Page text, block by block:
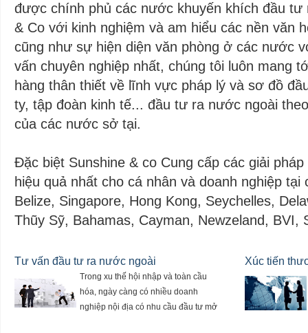
được chính phủ các nước khuyến khích đầu tư
& Co với kinh nghiệm và am hiểu các nền văn
cũng như sự hiện diện văn phòng ở các nước
vấn chuyên nghiệp nhất, chúng tôi luôn mang
hàng thân thiết về lĩnh vực pháp lý và sơ đồ
ty, tập đoàn kinh tế... đầu tư ra nước ngoài
của các nước sở tại.
Đặc biệt Sunshine & co Cung cấp các giải
hiệu quả nhất cho cá nhân và doanh nghiệp tại
Belize, Singapore, Hong Kong, Seychelles,
Thũy Sỹ, Bahamas, Cayman, Newzeland, BVI,
Tư vấn đầu tư ra nước ngoài
Trong xu thế hội nhập và toàn cầu
hóa, ngày càng có nhiều doanh
nghiệp nội địa có nhu cầu đầu tư mở
Xúc tiến